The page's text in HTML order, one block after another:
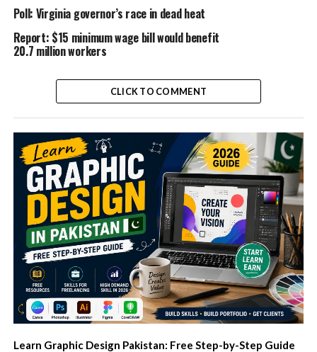
Poll: Virginia governor’s race in dead heat
Report: $15 minimum wage bill would benefit
20.7 million workers
CLICK TO COMMENT
Learn Graphic Design Pakistan: Free Step-by-Step Guide